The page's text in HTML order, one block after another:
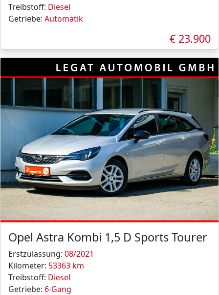
Treibstoff: Diesel
Getriebe: Automatik
€ 23.900
Opel Astra Kombi 1,5 D Sports Tourer
Erstzulassung: 08/2021
Kilometer: 53363 km
Treibstoff: Diesel
Getriebe: 6-Gang